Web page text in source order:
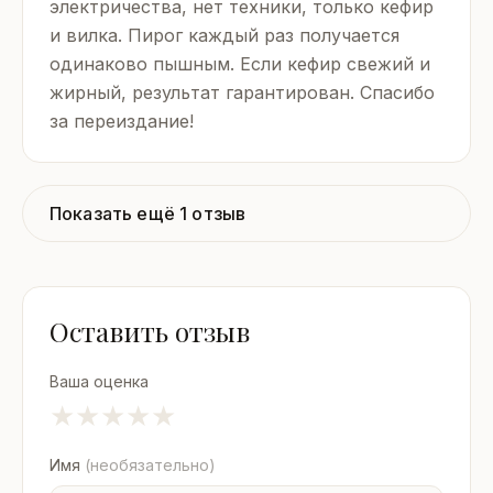
электричества, нет техники, только кефир
и вилка. Пирог каждый раз получается
одинаково пышным. Если кефир свежий и
жирный, результат гарантирован. Спасибо
за переиздание!
Показать ещё 1 отзыв
Оставить отзыв
Ваша оценка
★
★
★
★
★
Имя (необязательно)